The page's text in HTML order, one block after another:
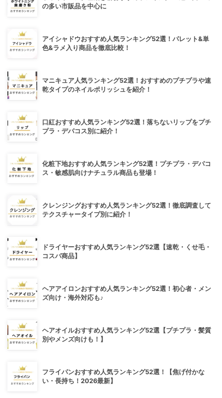
の多い市販品を中心に
アイシャドウおすすめ人気ランキング52選！パレット&単
色&ラメ入り商品を徹底比較！
マニキュア人気ランキング52選！おすすめのプチプラや速
乾タイプのネイルポリッシュを紹介！
口紅おすすめ人気ランキング52選！落ちないリップをプチ
プラ・デパコス別に紹介！
化粧下地おすすめ人気ランキング52選！プチプラ・デパコ
ス・敏感肌向けナチュラル商品も登場！
クレンジングおすすめ人気ランキング52選！徹底調査して
テクスチャータイプ別に紹介！
ドライヤーおすすめ人気ランキング52選【速乾・くせ毛・
コスパ商品】
ヘアアイロンおすすめ人気ランキング52選！初心者・メン
ズ向け・海外対応も♪
ヘアオイルおすすめ人気ランキング52選【プチプラ・髪質
別やメンズ向けも！】
フライパンおすすめ人気ランキング52選！【焦げ付かな
い・長持ち！2026最新】